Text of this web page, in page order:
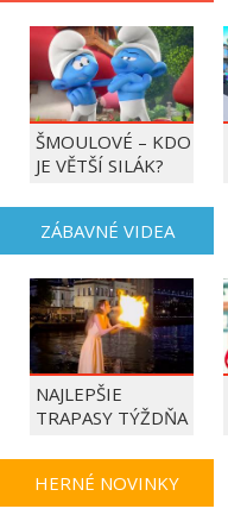
ŠMOULOVÉ – KDO
JE VĚTŠÍ SILÁK?
ZÁBAVNÉ VIDEA
NAJLEPŠIE
TRAPASY TÝŽDŇA
HERNÉ NOVINKY